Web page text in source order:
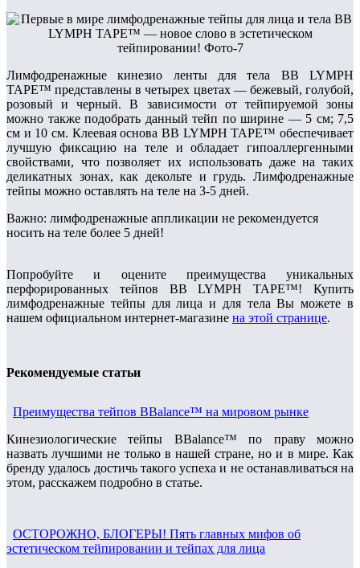
Лимфодренажные кинезио ленты для тела BB LYMPH
TAPE™ представлены в четырех цветах — бежевый, голубой,
розовый и черный. В зависимости от тейпируемой зоны
можно также подобрать данный тейп по ширине — 5 см; 7,5
см и 10 см. Клеевая основа BB LYMPH TAPE™ обеспечивает
лучшую фиксацию на теле и обладает гипоаллергенными
свойствами, что позволяет их использовать даже на таких
деликатных зонах, как декольте и грудь. Лимфодренажные
тейпы можно оставлять на теле на 3-5 дней.
Важно: лимфодренажные аппликации не рекомендуется
носить на теле более 5 дней!
Попробуйте и оцените преимущества уникальных
перфорированных тейпов BB LYMPH TAPE™! Купить
лимфодренажные тейпы для лица и для тела Вы можете в
нашем официальном интернет-магазине на этой странице.
Рекомендуемые статьи
Преимущества тейпов BBalance™ на мировом рынке
Кинезиологические тейпы BBalance™ по праву можно
назвать лучшими не только в нашей стране, но и в мире. Как
бренду удалось достичь такого успеха и не останавливаться на
этом, расскажем подробно в статье.
ОСТОРОЖНО, БЛОГЕРЫ! Пять главных мифов об
эстетическом тейпировании и тейпах для лица